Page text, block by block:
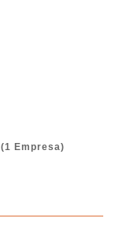
(1 Empresa)